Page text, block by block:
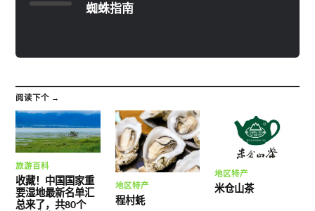
蜘蛛指南
阅读下个 →
旅游百科
收藏！中国国家重
要湿地最新名单汇
总来了，共80个
地区特产
程村蚝
地区特产
米仓山茶